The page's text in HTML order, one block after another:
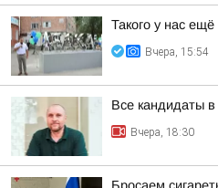
Такого у нас
Вчера, 15:54
Все кандидаты в
Вчера, 18:30